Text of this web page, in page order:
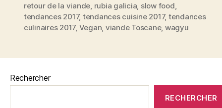
retour de la viande rubia galicia slow food
tendances 2017, tendances cuisine 2017, tendances
culinaires 2017, Vegan viande Toscane, wagyu
Rechercher
RECHERCHER